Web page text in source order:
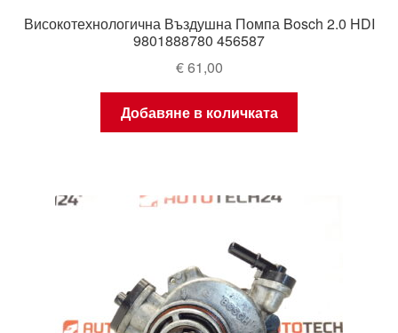
Високотехнологична Въздушна Помпа Bosch 2.0 HDI
9801888780 456587
€61,00
Добавяне в количката